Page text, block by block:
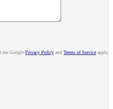
the Google Privacy Policy and Terms of Service apply.